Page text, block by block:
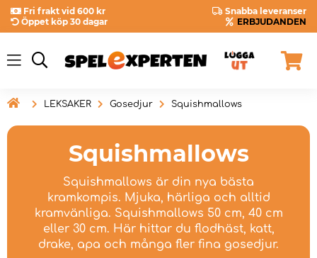
Fri frakt vid 600 kr
Snabba leveranser
Öppet köp 30 dagar
ERBJUDANDEN
 LEKSAKER Gosedjur Squishmallows
Squishmallows
Squishmallows är din nya bästa
kramkompis. Mjuka, härliga och alltid
kramvänliga. Squishmallows 50 cm, 40 cm
eller 30 cm. Här hittar du flodhäst, katt,
drake, apa och många fler fina gosedjur.